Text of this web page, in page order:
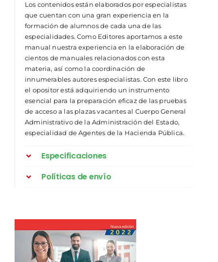
Los contenidos están elaborados por especialistas
que cuentan con una gran experiencia en la
formación de alumnos de cada una de las
especialidades. Como Editores aportamos a este
manual nuestra experiencia en la elaboración de
cientos de manuales relacionados con esta
materia, así como la coordinación de
innumerables autores especialistas. Con este libro
el opositor está adquiriendo un instrumento
esencial para la preparación eficaz de las pruebas
de acceso a las plazas vacantes al Cuerpo General
Administrativo de la Administración del Estado,
especialidad de Agentes de la Hacienda Pública.
Especificaciones
Políticas de envío